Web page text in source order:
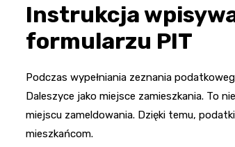
Instrukcja
formularzu PIT
Podczas wypełniania zeznania
Daleszyce jako miejsce zamieszkania. To
miejscu zameldowania. Dzięki temu,
mieszkańcom.